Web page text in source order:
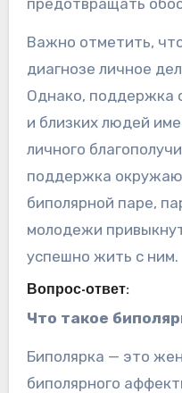
Важно отметить,
диагнозе личное
Однако, поддержка
и близких людей
личного
поддержка
биполярной паре,
молодежи
успешно жить с ним.
Вопрос-ответ:
Что такое
Биполярка — это
биполярного